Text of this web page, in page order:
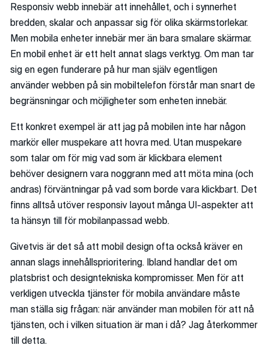
Responsiv webb innebär att innehållet, och i synnerhet
bredden, skalar och anpassar sig för olika skärmstorlekar.
Men mobila enheter innebär mer än bara smalare skärmar.
En mobil enhet är ett helt annat slags verktyg. Om man tar
sig en egen funderare på hur man själv egentligen
använder webben på sin mobiltelefon förstår man snart de
begränsningar och möjligheter som enheten innebär.
Ett konkret exempel är att jag på mobilen inte har någon
markör eller muspekare att hovra med. Utan muspekare
som talar om för mig vad som är klickbara element
behöver designern vara noggrann med att möta mina (och
andras) förväntningar på vad som borde vara klickbart. Det
finns alltså utöver responsiv layout många UI-aspekter att
ta hänsyn till för mobilanpassad webb.
Givetvis är det så att mobil design ofta också kräver en
annan slags innehållsprioritering. Ibland handlar det om
platsbrist och designtekniska kompromisser. Men för att
verkligen utveckla tjänster för mobila användare måste
man ställa sig frågan: när använder man mobilen för att nå
tjänsten, och i vilken situation är man i då? Jag återkommer
till detta.